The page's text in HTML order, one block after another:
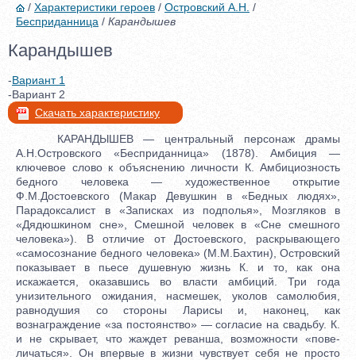
/ Характеристики героев / Островский А.Н. /
Бесприданница / Карандышев
Карандышев
-Вариант 1
-Вариант 2
Скачать характеристику
КАРАНДЫШЕВ — центральный персонаж драмы
А.Н.Островского «Бесприданница» (1878). Амбиция —
ключевое слово к объяснению личности К. Амбициозность
бедного человека — художественное открытие
Ф.М.Достоевского (Макар Девушкин в «Бедных людях»,
Парадоксалист в «Записках из подполья», Мозгляков в
«Дядюшкином сне», Смешной человек в «Сне смешного
человека»). В отличие от Достоевского, раскрывающего
«самосознание бедного человека» (М.М.Бахтин), Островский
показывает в пьесе душевную жизнь К. и то, как она
искажается, оказавшись во власти амбиций. Три года
унизительного ожидания, насмешек, уколов самолюбия,
равнодушия со стороны Ларисы и, наконец, как
вознаграждение «за постоянство» — согласие на свадьбу. К.
и не скрывает, что жаждет реванша, возможности «пове-
личаться». Он впервые в жизни чувствует себя не просто